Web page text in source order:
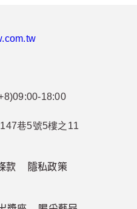
18:00
巷5號5樓之11
款 隱私政策